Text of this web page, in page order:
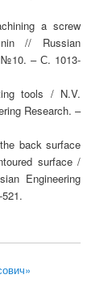
a screw
// Russian
№10. – С. 1013-
tools / N.V.
Research. –
back surface
surface /
Engineering